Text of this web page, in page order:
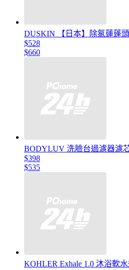
DUSKIN 【日本】除氯蓮蓬
$528
$660
BODYLUV 洗臉台過濾器濾
$398
$535
KOHLER Exhale 1.0 沐浴軟